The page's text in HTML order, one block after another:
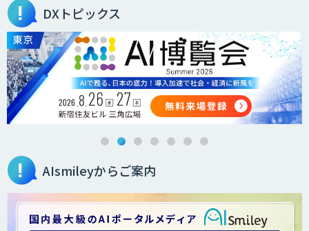
BizteX cobit
JobAuto
FEEDER（フィーダー）
DXトピックス
AIsmileyからご案内